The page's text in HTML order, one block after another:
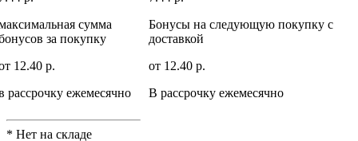
сумма
за покупку
12.40 р.
рассрочку ежемесячно
* Нет на складе
Бонусы на следующую покупку c
доставкой
от 12.40 р.
В рассрочку ежемесячно